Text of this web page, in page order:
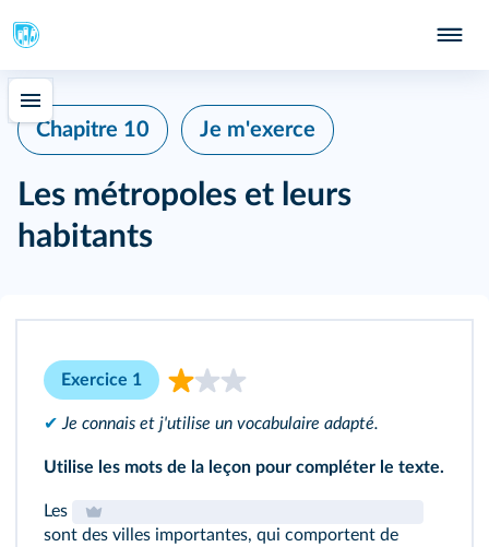
Chapitre 10 Je m'exerce
Les métropoles et leurs
habitants
Exercice 1
✔ Je connais et j'utilise un vocabulaire adapté.
Utilise les mots de la leçon pour compléter le texte.
Les
sont des villes importantes, qui comportent de